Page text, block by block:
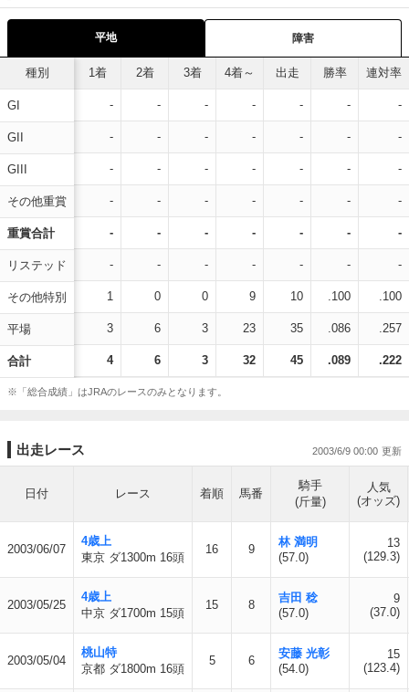
平地 障害
種別
GI
GII
GIII
その他重賞
重賞合計
リステッド
その他特別
平場
合計
1着 2着 3着 4着～ 出走 勝率 連対率
- - - - - - -
- - - - - - -
- - - - - - -
- - - - - - -
- - - - - - -
- - - - - - -
1 0 0 9 10 .100 .100
3 6 3 23 35 .086 .257
4 6 3 32 45 .089 .222
※「総合成績」はJRAのレースのみとなります。
出走レース 2003/6/9 00:00
日付 レース 着順 馬番
騎手
(斤量)
人気
(オッズ)
2003/06/07
4歳上
東京 ダ1300m 16頭
16 9
林 満明
(57.0)
13
(129.3)
2003/05/25
4歳上
中京 ダ1700m 15頭
15 8
吉田 稔
(57.0)
9
(37.0)
2003/05/04
桃山特
京都 ダ1800m 16頭
5 6
安藤 光彰
(54.0)
15
(123.4)